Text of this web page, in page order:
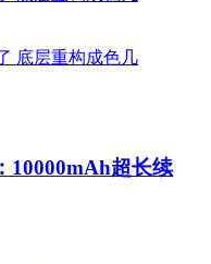
10000mAh超长续